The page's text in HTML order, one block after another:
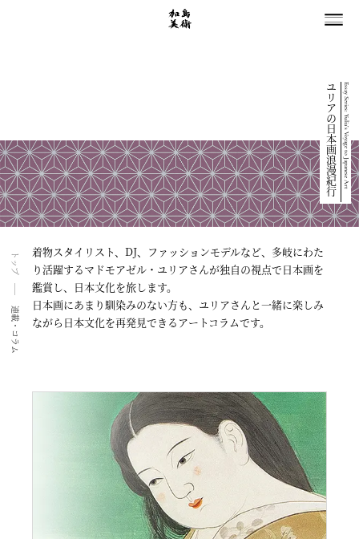
トップ
連載・コラム
Essay Series: Yulia’s Voyage to Japanese Art
ユリアの日本画浪漫紀行
着物スタイリスト、DJ、ファッションモデルなど、多岐にわた
り活躍するマドモアゼル・ユリアさんが独自の視点で日本画を
鑑賞し、日本文化を旅します。
日本画にあまり馴染みのない方も、ユリアさんと一緒に楽しみ
ながら日本文化を再発見できるアートコラムです。